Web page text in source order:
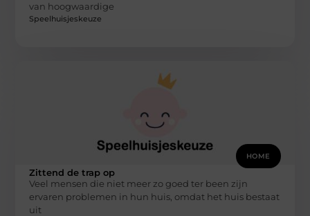
van hoogwaardige
Speelhuisjeskeuze
HOME
Zittend de trap op
Veel mensen die niet meer zo goed ter been zijn
ervaren problemen in hun huis, omdat het huis bestaat
uit